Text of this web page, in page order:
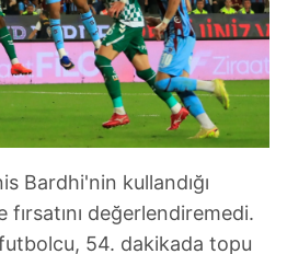
Bardhi'nin kullandığı
fırsatını değerlendiremedi.
54. dakikada topu